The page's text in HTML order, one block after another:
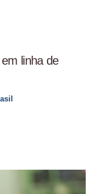
linha de